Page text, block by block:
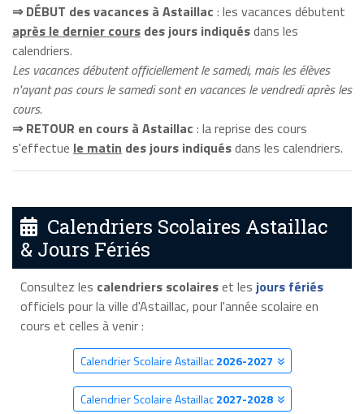
⇒ DÉBUT des vacances à Astaillac : les vacances débutent
après le dernier cours des jours indiquésdans les
calendriers.
Les vacances débutent officiellement le samedi, mais les élèves
n'ayant pas cours le samedi sont en vacances le vendredi après les
cours.
⇒ RETOUR en cours à Astaillac : la reprise des cours
s'effectue le matin des jours indiquésdans les calendriers.
Calendriers Scolaires Astaillac
& Jours Fériés
Consultez les calendriers scolaireset les jours fériés
officiels pour la ville d'Astaillac, pour l'année scolaire en
cours et celles à venir :
Calendrier Scolaire Astaillac2026-2027
Calendrier Scolaire Astaillac2027-2028